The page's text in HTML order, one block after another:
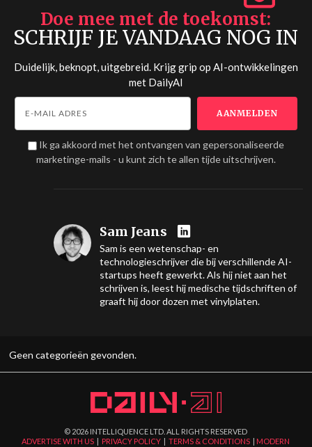
Doe mee met de toekomst
SCHRIJF JE VANDAAG NOG IN
Duidelijk, beknopt, uitgebreid. Krijg grip op AI-ontwikkelingen
met DailyAI
Ik ga akkoord met het ontvangen van gepersonaliseerde
marketinge-mails - u kunt zich te allen tijde uitschrijven.
Sam Jeans
Sam is een wetenschap- en
technologieschrijver die bij verschillende AI-
startups heeft gewerkt. Als hij niet aan het
schrijven is, leest hij medische tijdschriften of
graaft hij door dozen met vinylplaten.
Geen categorieën gevonden.
© 2026 INTELLIQUENCE LTD. ALL RIGHTS RESERVED
ADVERTISE WITH US | PRIVACY POLICY |TERMS & CONDITIONS | MODERN